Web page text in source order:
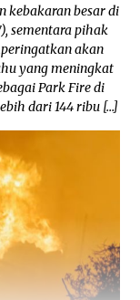
kebakaran besar di
sementara pihak
akan
yang meningkat
Park Fire di
dari 144 ribu […]